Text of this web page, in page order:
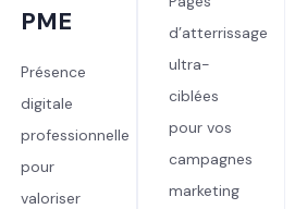
PME
Présence
digitale
professionnelle
pour
valoriser
d’atterrissage
ultra-
ciblées
pour vos
campagnes
marketing